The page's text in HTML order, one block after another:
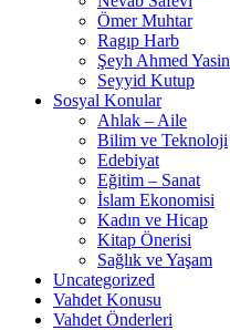
Ömer Muhtar
Ragıp Harb
Şeyh Ahmed Yasin
Seyyid Kutup
Sosyal Konular
Ahlak – Aile
Bilim ve Teknoloji
Edebiyat
Eğitim – Sanat
İslam Ekonomisi
Kadın ve Hicap
Kitap Önerisi
Sağlık ve Yaşam
Uncategorized
Vahdet Konusu
Vahdet Önderleri